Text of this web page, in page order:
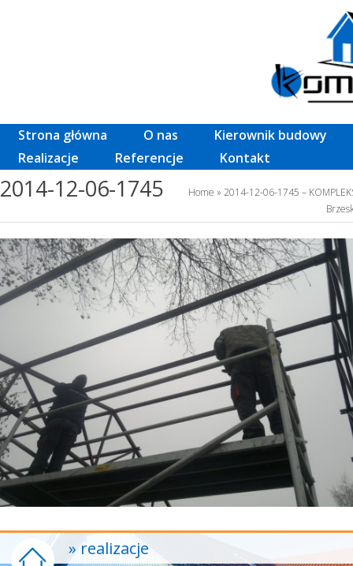
Strona główna O nas
Kierownik budowy
Realizacje
Referencje Kontakt
2014-12-06-1745 Home » 2014-12-06-1745 –
» realizacje